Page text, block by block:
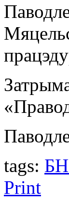
tags:
Print